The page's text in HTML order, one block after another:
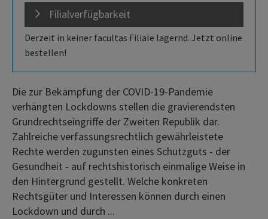
Filialverfügbarkeit
Derzeit in keiner facultas Filiale lagernd. Jetzt online
bestellen!
Die zur Bekämpfung der COVID-19-Pandemie
verhängten Lockdowns stellen die gravierendsten
Grundrechtseingriffe der Zweiten Republik dar.
Zahlreiche verfassungsrechtlich gewährleistete
Rechte werden zugunsten eines Schutzguts - der
Gesundheit - auf rechtshistorisch einmalige Weise in
den Hintergrund gestellt. Welche konkreten
Rechtsgüter und Interessen können durch einen
Lockdown und durch ...